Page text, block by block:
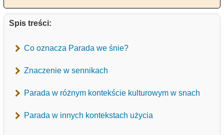
Spis treści:
Co oznacza Parada we śnie?
Znaczenie w sennikach
Parada w różnym kontekście kulturowym w snach
Parada w innych kontekstach użycia